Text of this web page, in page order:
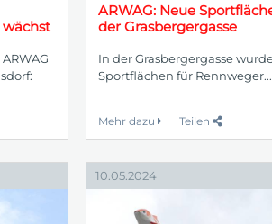
ARWAG: Neue
der Grasbergergasse
In der Grasbergergasse
Sportflächen für Rennweger...
Mehr dazu Teilen
10.05.2024